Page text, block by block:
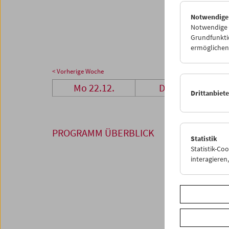
05
< Vorherige Woche
Mo 22.12. Di 23.12.
PROGRAMM ÜBERBLICK
Notwendige
Statistik
Statistik-